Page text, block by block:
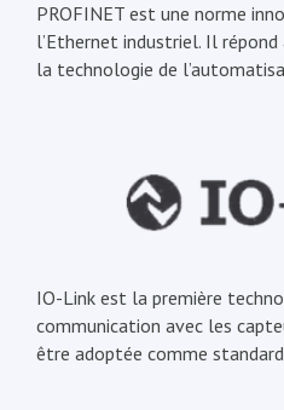
PROFINET est une norme
l’Ethernet industriel. Il
la technologie de
IO-Link est la première
communication avec les
être adoptée comme